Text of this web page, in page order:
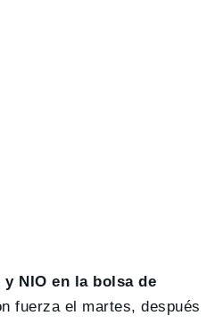
NIO en la bolsa de
fuerza el martes, después